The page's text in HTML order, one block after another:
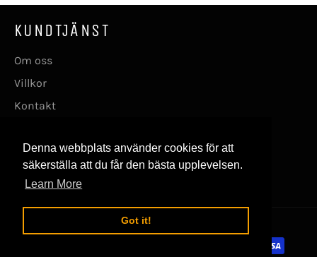
Denna webbplats använder cookies för att
säkerställa att du får den bästa upplevelsen.
Learn More
Got it!
KUNDTJÄNST
Om oss
Villkor
Kontakt
FÖLJ OSS
.
Betalningsmetoder